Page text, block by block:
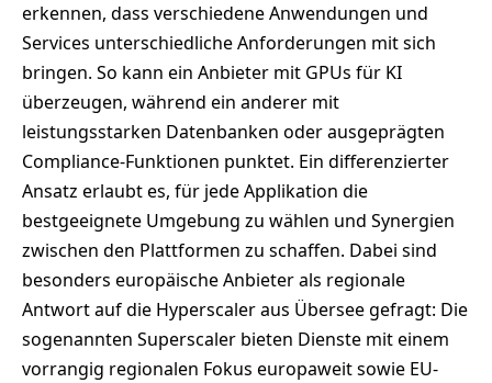
erkennen, dass verschiedene Anwendungen und
Services unterschiedliche Anforderungen mit sich
bringen. So kann ein Anbieter mit GPUs für KI
überzeugen, während ein anderer mit
leistungsstarken Datenbanken oder ausgeprägten
Compliance-Funktionen punktet. Ein differenzierter
Ansatz erlaubt es, für jede Applikation die
bestgeeignete Umgebung zu wählen und Synergien
zwischen den Plattformen zu schaffen. Dabei sind
besonders europäische Anbieter als regionale
Antwort auf die Hyperscaler aus Übersee gefragt: Die
sogenannten Superscaler bieten Dienste mit einem
vorrangig regionalen Fokus europaweit sowie EU-